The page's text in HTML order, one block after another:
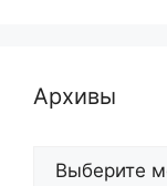
Архивы
Архивы